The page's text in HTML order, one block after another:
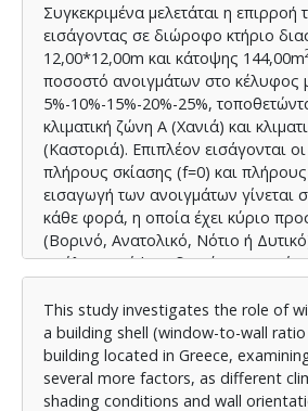
Συγκεκριμένα μελετάται η επιρροή
εισάγοντας σε διώροφο κτήριο
12,00*12,00m και κάτοψης 144,00m
ποσοστό ανοιγμάτων στο κέλυφος
5%-10%-15%-20%-25%,
κλιματική ζώνη Α (Χανιά) και
(Καστοριά). Επιπλέον εισάγονται
πλήρους σκίασης (f=0) και
εισαγωγή των ανοιγμάτων γίνεται
κάθε φορά, η οποία έχει κύριο
(Βορινό, Ανατολικό, Νότιο ή
υπόλοιπες όψεις δε φέρουν
Κατ’ αυτόν τον τρόπο μελετώνται
πολυπαραμετρικά σενάρια. Για τη
τη μοντελοποίηση του κτηρίου,
προδιαγραφές του Κ.Εν.Α.Κ. όπως
αναθεωρημένος στο παρόν της
This study investigates the role of
a building shell (window-to-wall ratio
building located in Greece,
several more factors, as different
shading conditions and wall